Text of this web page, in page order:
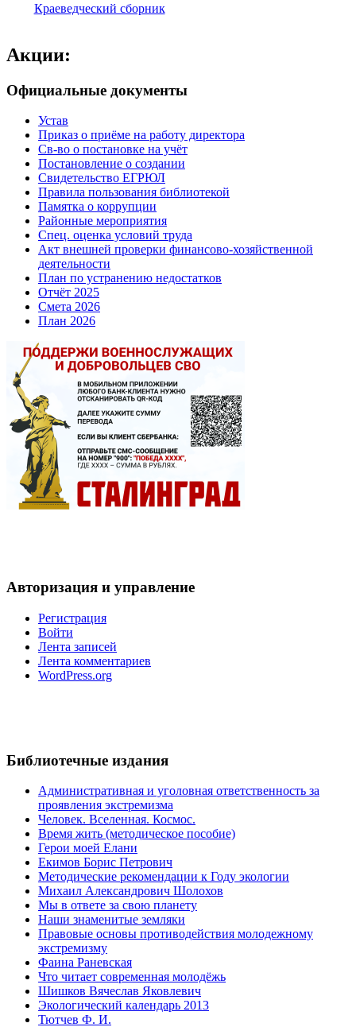
Краеведческий сборник
Акции:
Официальные документы
Устав
Приказ о приёме на работу директора
Св-во о постановке на учёт
Постановление о создании
Свидетельство ЕГРЮЛ
Правила пользования библиотекой
Памятка о коррупции
Районные мероприятия
Спец. оценка условий труда
Акт внешней проверки финансово-хозяйственной
деятельности
План по устранению недостатков
Отчёт 2025
Смета 2026
План 2026
Авторизация и управление
Регистрация
Войти
Лента записей
Лента комментариев
WordPress.org
Библиотечные издания
Административная и уголовная ответственность за
проявления экстремизма
Человек. Вселенная. Космос.
Время жить (методическое пособие)
Герои моей Елани
Екимов Борис Петрович
Методические рекомендации к Году экологии
Михаил Александрович Шолохов
Мы в ответе за свою планету
Наши знаменитые земляки
Правовые основы противодействия молодежному
экстремизму
Фаина Раневская
Что читает современная молодёжь
Шишков Вячеслав Яковлевич
Экологический календарь 2013
Тютчев Ф. И.